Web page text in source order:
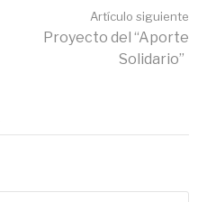
Artículo siguiente
Proyecto del “Aporte
Solidario”